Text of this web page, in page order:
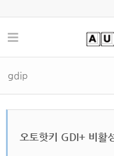
gdip
오토핫키 GDI+ 비활